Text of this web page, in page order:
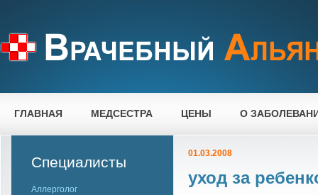
ГЛАВНАЯ МЕДСЕСТРА ЦЕНЫ О
Специалисты
Аллерголог
01.03.2008
уход за